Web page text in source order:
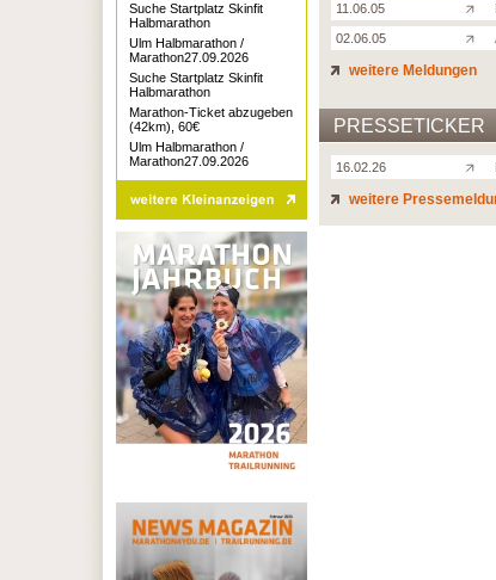
11.06.05
02.06.05
weitere Meldungen
PRESSETICKER
16.02.26
weitere
Suche Startplatz Skinfit
Halbmarathon
Ulm Halbmarathon /
Marathon27.09.2026
Suche Startplatz Skinfit
Halbmarathon
Marathon-Ticket abzugeben
(42km), 60€
Ulm Halbmarathon /
Marathon27.09.2026